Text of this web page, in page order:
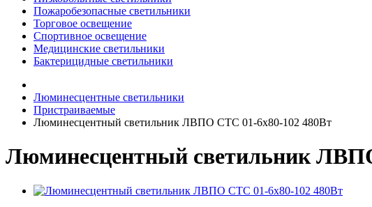
Пожаробезопасные светильники
Торговое освещение
Спортивное освещение
Медицинские светильники
Бактерицидные светильники
Люминесцентные светильники
Пристраиваемые
Люминесцентный светильник ЛВПО СТС 01-6х80-102 480Вт
Люминесцентный светильник